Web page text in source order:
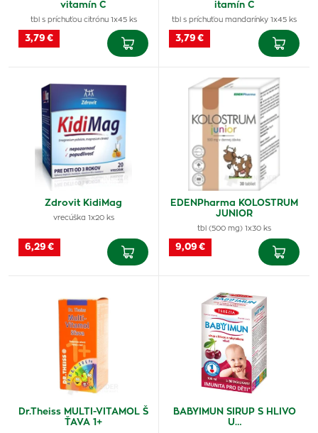
vitamín C
tbl s príchuťou citrónu 1x45 ks
3,79 €
itamín C
tbl s príchuťou mandarínky 1x45 ks
3,79 €
Zdrovit KidiMag
vrecúška 1x20 ks
6,29 €
EDENPharma KOLOSTRUM
JUNIOR
tbl (500 mg) 1x30 ks
9,09 €
Dr.Theiss MULTI-VITAMOL Š
ŤAVA 1+
BABYIMUN SIRUP S HLIVO
U…